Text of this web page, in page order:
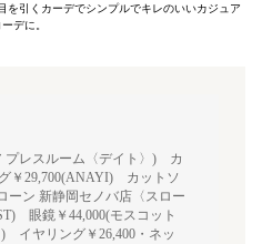
を引くカーデでシンプルでキレのいいカジュア
デに。
プレスルーム〈デイト〉) カ
￥29,700(ANAYI) カットソ
ーン 新静岡セノバ店〈スロー
眼鏡￥44,000(モスコット
イヤリング￥26,400・ネッ